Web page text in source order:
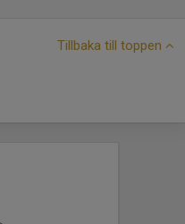
Tillbaka till toppen